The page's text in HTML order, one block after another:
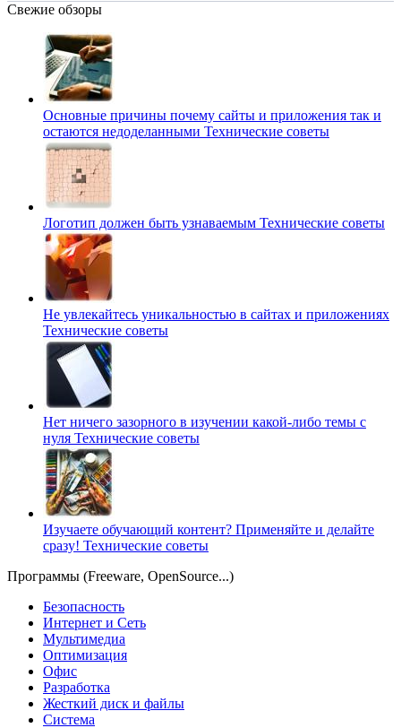
Свежие обзоры
Основные причины почему сайты и приложения так и
остаются недоделанными Технические советы
Логотип должен быть узнаваемым Технические советы
Не увлекайтесь уникальностью в сайтах и приложениях
Технические советы
Нет ничего зазорного в изучении какой-либо темы с
нуля Технические советы
Изучаете обучающий контент? Применяйте и делайте
сразу! Технические советы
Программы (Freeware, OpenSource...)
Безопасность
Интернет и Сеть
Мультимедиа
Оптимизация
Офис
Разработка
Жесткий диск и файлы
Система